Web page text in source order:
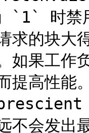
`1` 时禁
求的块大
如果工作
提高性能
不会发